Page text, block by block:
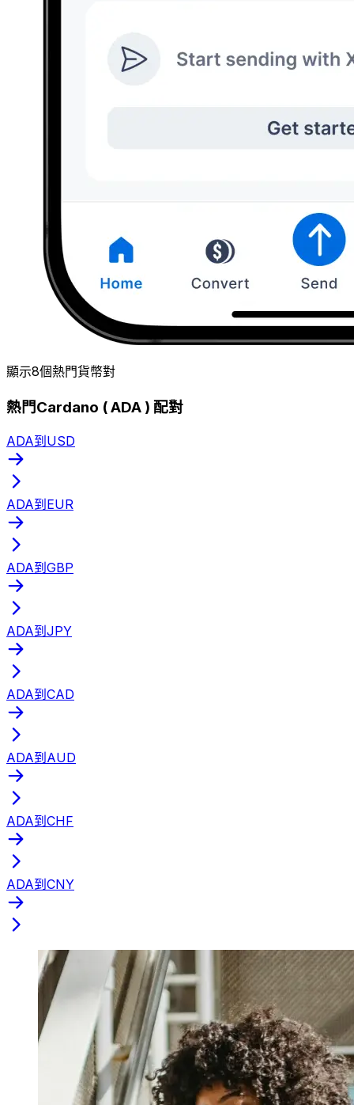
顯示8個熱門貨幣對
熱門Cardano ( ADA ) 配對
ADA到USD
ADA到EUR
ADA到GBP
ADA到JPY
ADA到CAD
ADA到AUD
ADA到CHF
ADA到CNY